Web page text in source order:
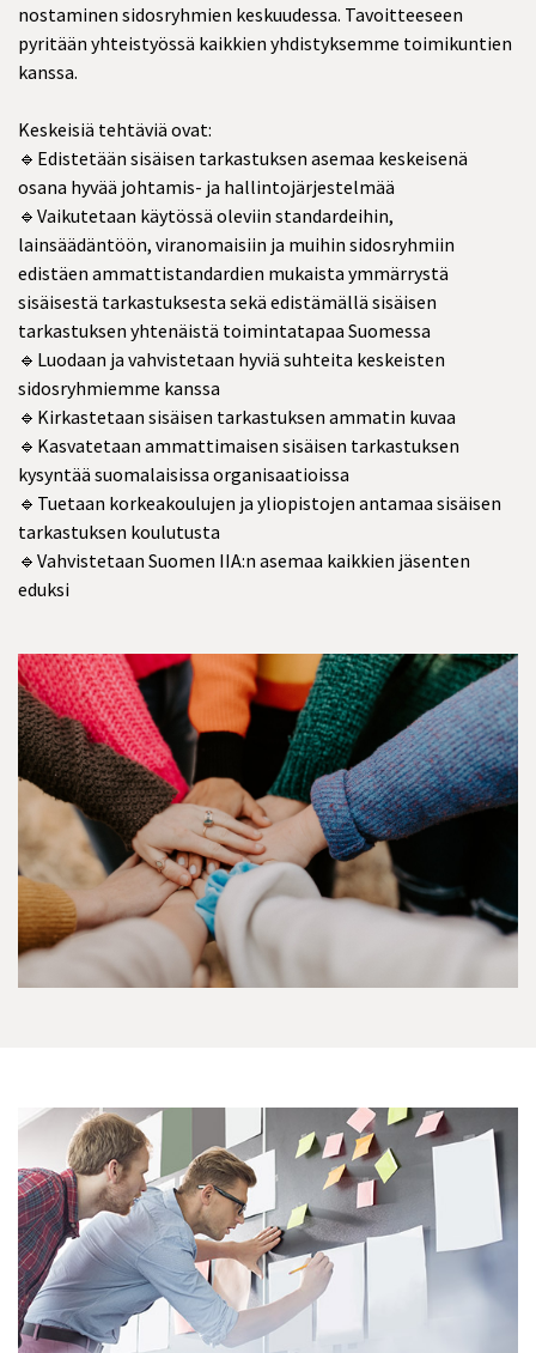
nostaminen sidosryhmien keskuudessa. Tavoitteeseen
pyritään yhteistyössä kaikkien yhdistyksemme toimikuntien
kanssa.
Keskeisiä tehtäviä ovat:
🔹Edistetään sisäisen tarkastuksen asemaa keskeisenä
osana hyvää johtamis- ja hallintojärjestelmää
🔹Vaikutetaan käytössä oleviin standardeihin,
lainsäädäntöön, viranomaisiin ja muihin sidosryhmiin
edistäen ammattistandardien mukaista ymmärrystä
sisäisestä tarkastuksesta sekä edistämällä sisäisen
tarkastuksen yhtenäistä toimintatapaa Suomessa
🔹Luodaan ja vahvistetaan hyviä suhteita keskeisten
sidosryhmiemme kanssa
🔹Kirkastetaan sisäisen tarkastuksen ammatin kuvaa
🔹Kasvatetaan ammattimaisen sisäisen tarkastuksen
kysyntää suomalaisissa organisaatioissa
🔹Tuetaan korkeakoulujen ja yliopistojen antamaa sisäisen
tarkastuksen koulutusta
🔹Vahvistetaan Suomen IIA:n asemaa kaikkien jäsenten
eduksi